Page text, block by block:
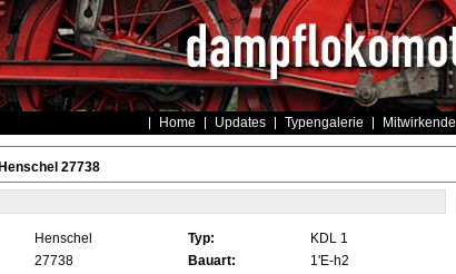
Home Updates Typengalerie Mitwirkende
27738
Henschel Typ: KDL 1
27738 Bauart: 1'E-h2